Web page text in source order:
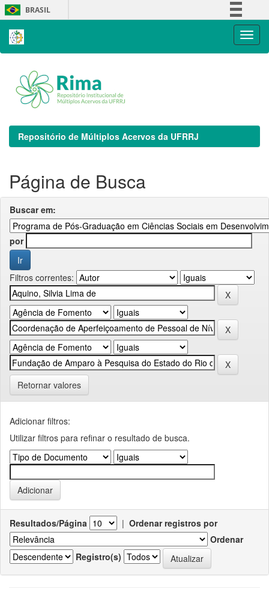
Skip
navigation
BRASIL
Repositório de Múltiplos Acervos da UFRRJ
Página de Busca
Buscar em:
por
Filtros correntes:
Retornar valores
Adicionar filtros:
Utilizar filtros para refinar o resultado de busca.
Resultados/Página | Ordenar registros por
Ordenar
Registro(s)